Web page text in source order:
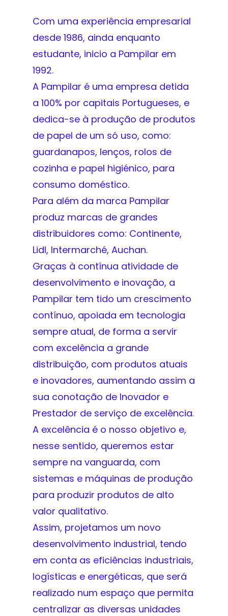
Com uma experiência empresarial
desde 1986, ainda enquanto
estudante, inicio a Pampilar em
1992.
A Pampilar é uma empresa detida
a 100% por capitais Portugueses, e
dedica-se à produção de produtos
de papel de um só uso, como:
guardanapos, lenços, rolos de
cozinha e papel higiénico, para
consumo doméstico.
Para além da marca Pampilar
produz marcas de grandes
distribuidores como: Continente,
Lidl, Intermarché, Auchan.
Graças à contínua atividade de
desenvolvimento e inovação, a
Pampilar tem tido um crescimento
contínuo, apoiada em tecnologia
sempre atual, de forma a servir
com excelência a grande
distribuição, com produtos atuais
e inovadores, aumentando assim a
sua conotação de Inovador e
Prestador de serviço de excelência.
A excelência é o nosso objetivo e,
nesse sentido, queremos estar
sempre na vanguarda, com
sistemas e máquinas de produção
para produzir produtos de alto
valor qualitativo.
Assim, projetamos um novo
desenvolvimento industrial, tendo
em conta as eficiências industriais,
logísticas e energéticas, que será
realizado num espaço que permita
centralizar as diversas unidades